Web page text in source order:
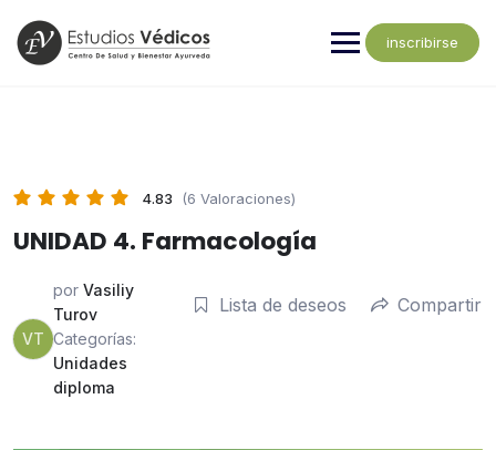
inscribirse
4.83 (6 Valoraciones)
UNIDAD 4. Farmacología
VT
por Vasiliy
Turov
Categorías:
Unidades
diploma
Lista de deseos Compartir